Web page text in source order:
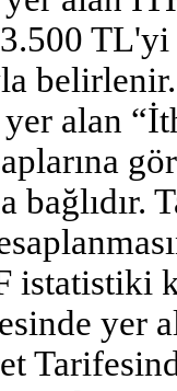
TL'yi
belirlenir.
alan
bağlıdır.
istatistiki
yer